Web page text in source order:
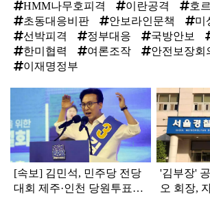
HMM나무호피격 이란공격
호
초동대응비판
안보라인문책
미
선박피격
정부대응 국방안보
한미협력
여론조작 안전보장회
이재명정부
인
[속보] 김민석, 민주당 전당
대회 제주·인천 당원투표서
'김부장'
오 회장,